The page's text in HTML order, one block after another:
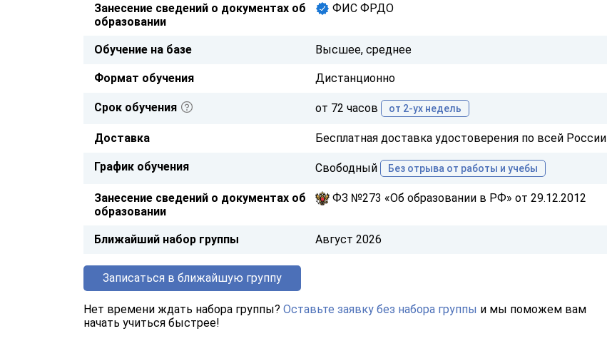
Занесение сведений о документах об
образовании
ФИС ФРДО
Обучение на базе Высшее, среднее
Формат обучения Дистанционно
Срок обучения от 72 часов от 2-ух недель
Доставка Бесплатная доставка удостоверения по всей России
График обучения Свободный Без отрыва от работы и учебы
Занесение сведений о документах об
образовании
ФЗ №273 «Об образовании в РФ» от 29.12.2012
Ближайший набор группы Август 2026
Записаться в ближайшую группу
Нет времени ждать набора группы? Оставьте заявку без набора группы и мы поможем вам
начать учиться быстрее!